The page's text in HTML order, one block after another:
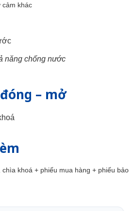
cảm khác
năng chống nước
– mở
khoá + phiếu mua hàng + phiếu bảo